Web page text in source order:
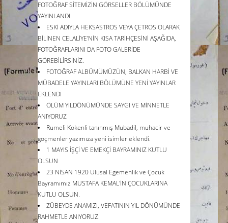
FOTOĞRAF SİTEMİZİN GÖRSELLER BÖLÜMÜNDE
YAYINLANDI
ESKİ ADIYLA HEKSASTROS VEYA ÇETROS OLARAK
BİLİNEN CELALİYE'NİN KISA TARİHÇESİNİ AŞAĞIDA,
FOTOĞRAFLARINI DA FOTO GALERİDE
GÖREBİLİRSİNİZ.
FOTOĞRAF ALBÜMÜMÜZÜN, BALKAN HARBİ VE
MÜBADELE YAYINLARI BÖLÜMÜNE YENİ YAYINLAR
EKLENDİ
ÖLÜM YILDÖNÜMÜNDE SAYGI VE MİNNETLE
ANIYORUZ
Rumeli Kökenli tanınmış Mubadil, muhacir ve
göçmenler yazımıza yeni isimler eklendi.
1 MAYIS İŞÇİ VE EMEKÇİ BAYRAMINIZ KUTLU
OLSUN
23 NİSAN 1920 Ulusal Egemenlik ve Çocuk
Bayramımız MUSTAFA KEMAL'İN ÇOCUKLARINA
KUTLU OLSUN.
ZÜBEYDE ANAMIZI, VEFATININ YIL DÖNÜMÜNDE
RAHMETLE ANIYORUZ.